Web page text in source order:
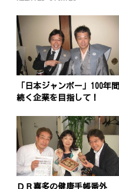
「日本ジャンボー」100年間
続く企業を目指して！
ＤＲ喜多の健康手帳番外